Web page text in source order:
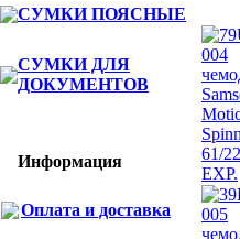
СУМКИ ПОЯСНЫЕ
СУМКИ ДЛЯ
ДОКУМЕНТОВ
Информация
Оплата и доставка